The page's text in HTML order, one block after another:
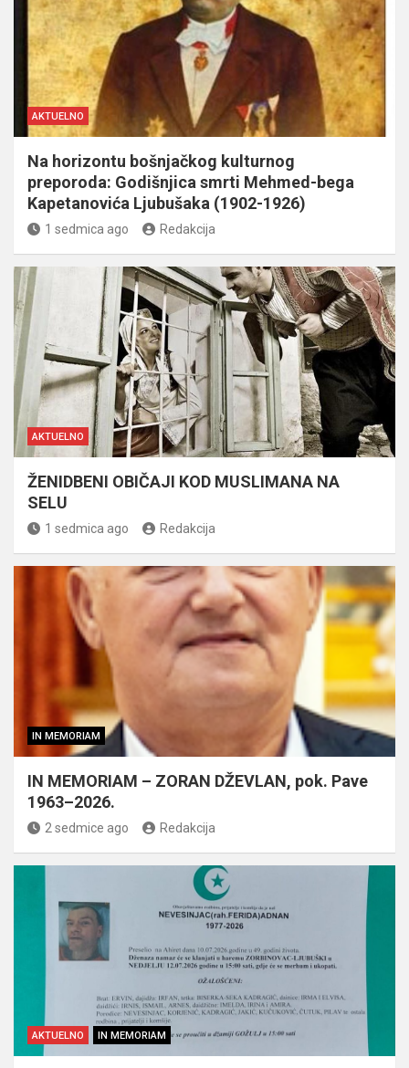
AKTUELNO
Na horizontu bošnjačkog kulturnog
preporoda: Godišnjica smrti Mehmed-bega
Kapetanovića Ljubušaka (1902-1926)
1 sedmica ago Redakcija
AKTUELNO
ŽENIDBENI OBIČAJI KOD MUSLIMANA NA
SELU
1 sedmica ago Redakcija
IN MEMORIAM
IN MEMORIAM – ZORAN DŽEVLAN, pok. Pave
1963–2026.
2 sedmice ago Redakcija
AKTUELNO IN MEMORIAM